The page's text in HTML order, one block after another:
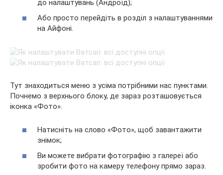
до налаштувань (Андроїд);
Або просто перейдіть в розділ з налаштуваннями
на Айфоні.
Тут знаходиться меню з усіма потрібними нас пунктами.
Почнемо з верхнього блоку, де зараз розташовується
іконка «Фото».
Натисніть на слово «Фото», щоб завантажити
знімок;
Ви можете вибрати фотографію з галереї або
зробити фото на камеру телефону прямо зараз.